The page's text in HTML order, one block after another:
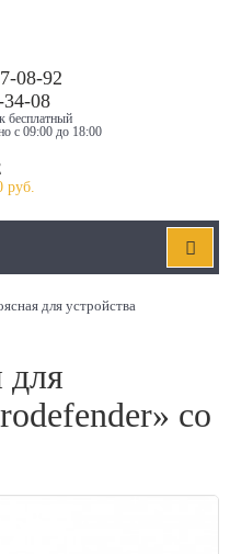
08-92
08
бесплатный
с 09:00 до 18:00
руб.
для устройства
для
со